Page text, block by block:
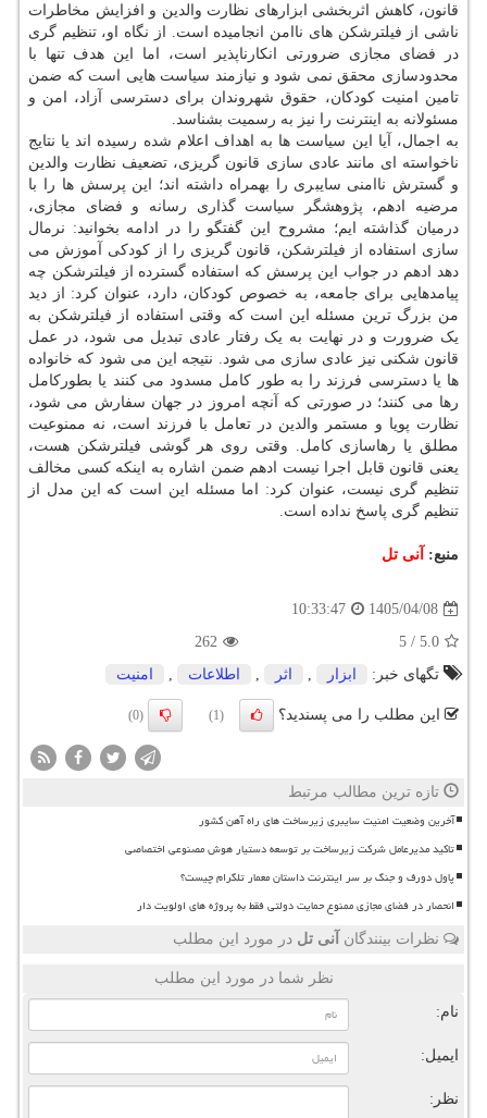
قانون، کاهش اثربخشی ابزارهای نظارت والدین و افزایش مخاطرات
ناشی از فیلترشکن های ناامن انجامیده است. از نگاه او، تنظیم گری
در فضای مجازی ضرورتی انکارناپذیر است، اما این هدف تنها با
محدودسازی محقق نمی شود و نیازمند سیاست هایی است که ضمن
تامین امنیت کودکان، حقوق شهروندان برای دسترسی آزاد، امن و
مسئولانه به اینترنت را نیز به رسمیت بشناسد.
به اجمال، آیا این سیاست ها به اهداف اعلام شده رسیده اند یا نتایج
ناخواسته ای مانند عادی سازی قانون گریزی، تضعیف نظارت والدین
و گسترش ناامنی سایبری را بهمراه داشته اند؛ این پرسش ها را با
مرضیه ادهم، پژوهشگر سیاست گذاری رسانه و فضای مجازی،
درمیان گذاشته ایم؛ مشروح این گفتگو را در ادامه بخوانید: نرمال
سازی استفاده از فیلترشکن، قانون گریزی را از کودکی آموزش می
دهد ادهم در جواب این پرسش که استفاده گسترده از فیلترشکن چه
پیامدهایی برای جامعه، به خصوص کودکان، دارد، عنوان کرد: از دید
من بزرگ ترین مسئله این است که وقتی استفاده از فیلترشکن به
یک ضرورت و در نهایت به یک رفتار عادی تبدیل می شود، در عمل
قانون شکنی نیز عادی سازی می شود. نتیجه این می شود که خانواده
ها یا دسترسی فرزند را به طور کامل مسدود می کنند یا بطورکامل
رها می کنند؛ در صورتی که آنچه امروز در جهان سفارش می شود،
نظارت پویا و مستمر والدین در تعامل با فرزند است، نه ممنوعیت
مطلق یا رهاسازی کامل. وقتی روی هر گوشی فیلترشکن هست،
یعنی قانون قابل اجرا نیست ادهم ضمن اشاره به اینکه کسی مخالف
تنظیم گری نیست، عنوان کرد: اما مسئله این است که این مدل از
تنظیم گری پاسخ نداده است.
منبع: آنی تل
1405/04/08
10:33:47
5.0
/
5
262
تگهای خبر:
ابزار , اثر , اطلاعات , امنیت
این مطلب را می پسندید؟ (1)
(0)
تازه ترین مطالب مرتبط
آخرین وضعیت امنیت سایبری زیرساخت های راه آهن کشور
تاکید مدیرعامل شرکت زیرساخت بر توسعه دستیار هوش مصنوعی اختصاصی
پاول دورف و جنگ بر سر اینترنت داستان معمار تلگرام چیست؟
انحصار در فضای مجازی ممنوع حمایت دولتی فقط به پروژه های اولویت دار
نظرات بینندگان آنی تل در مورد این مطلب
نظر شما در مورد این مطلب
نام:
ایمیل:
نظر: